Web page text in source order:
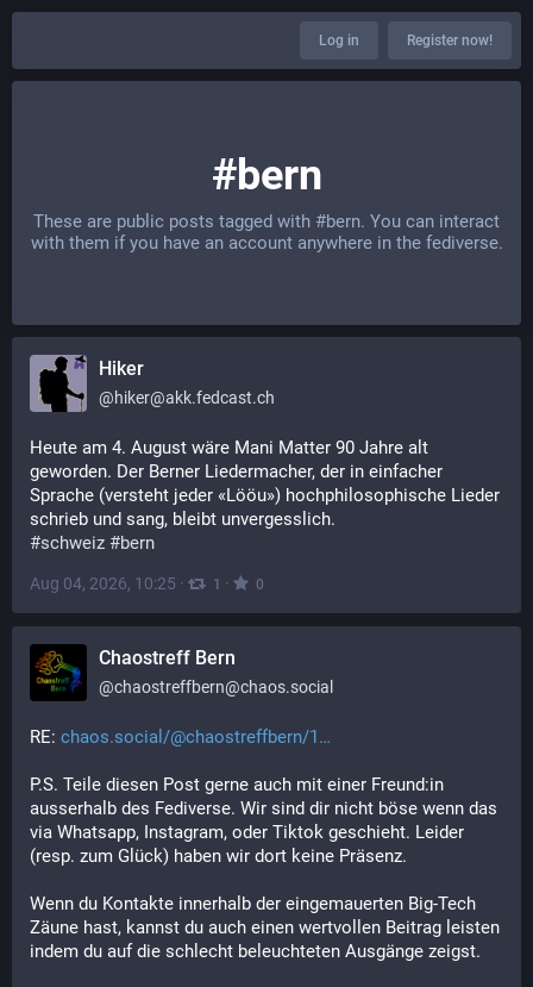
Log in Register now!
#bern
These are public posts tagged with #bern. You can interact
with them if you have an account anywhere in the fediverse.
Hiker
@hiker@akk.fedcast.ch
Heute am 4. August wäre Mani Matter 90 Jahre alt
geworden. Der Berner Liedermacher, der in einfacher
Sprache (versteht jeder «Lööu») hochphilosophische Lieder
schrieb und sang, bleibt unvergesslich.
#schweiz #bern
Aug 04, 2026, 10:25 · 1 · 0
Chaostreff Bern
@chaostreffbern@chaos.social
RE: chaos.social/@chaostreffbern/1
P.S. Teile diesen Post gerne auch mit einer Freund:in
ausserhalb des Fediverse. Wir sind dir nicht böse wenn das
via Whatsapp, Instagram, oder Tiktok geschieht. Leider
(resp. zum Glück) haben wir dort keine Präsenz.
Wenn du Kontakte innerhalb der eingemauerten Big-Tech
Zäune hast, kannst du auch einen wertvollen Beitrag leisten
indem du auf die schlecht beleuchteten Ausgänge zeigst.